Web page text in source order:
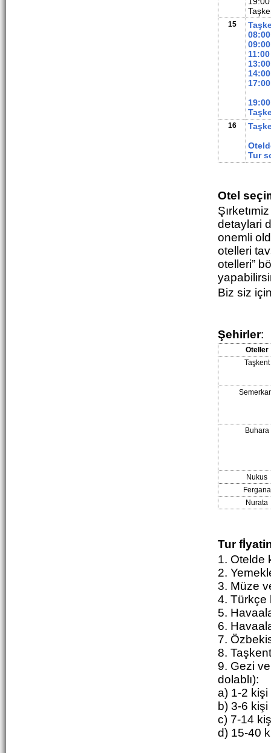
15
08:00
09:00
11:00
13:00
14:00
17:00
19:00
16
Tur
Otel
detaylari
onemli
otelleri
otelleri”
Biz siz
Şehirler:
Oteller
Taşkent
Buhara
Nukus
Fergana
Nurata
Tur
1. Otelde
2.
3. Müze
4. Türkçe
5.
6.
7.
8.
9. Gezi
dolablı):
a) 1-2
b) 3-6
c) 7-14
d) 15-40